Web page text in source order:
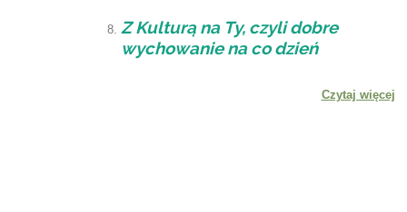
Z Kulturą na Ty, czyli dobre
wychowanie na co dzień
Czytaj więcej